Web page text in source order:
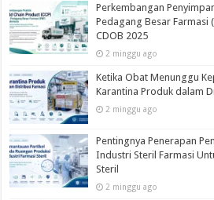
Perkembangan
Pedagang Besar Farmasi
CDOB 2025
2 minggu ago
Ketika Obat Menunggu
Karantina Produk dalam
2 minggu ago
Pentingnya Penerapan
Industri Steril Farmasi
Steril
2 minggu ago